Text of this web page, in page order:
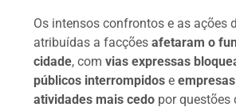
Os intensos confrontos e as ações
atribuídas a facçõesafetaram o
cidade, comvias expressas
públicos interrompidos e
atividades mais cedo por questões